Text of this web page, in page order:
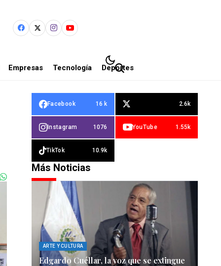
Empresas Tecnología Deportes
Facebook 16 k 2.6k
Instagram 1076 YouTube 1.55k
TikTok 10.9k
Más Noticias
ARTE Y CULTURA
Edgardo Cuéllar, la voz que se extingue